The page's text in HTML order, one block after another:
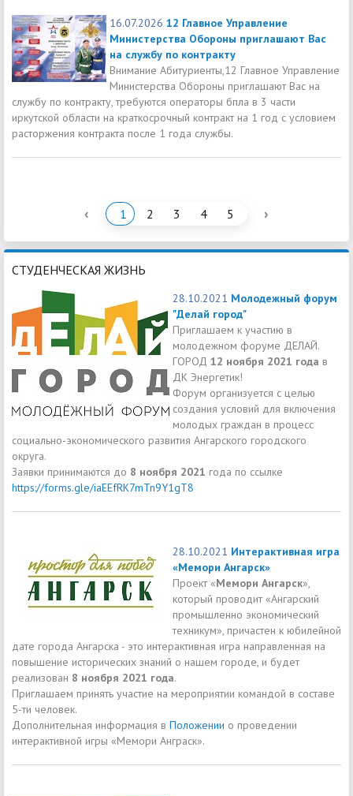
16.07.2026 12 Главное Управление
Министерства Обороны приглашают Вас
на службу по контракту
Внимание Абитуриенты,12 Главное Управление
Министерства Обороны приглашают Вас на
службу по контракту, требуются операторы бпла в 3 части
иркутской области на краткосрочный контракт на 1 год с условием
расторжения контракта после 1 года службы.
‹ 1 2 3 4 5 ›
СТУДЕНЧЕСКАЯ ЖИЗНЬ
28.10.2021 Молодежный форум
"Делай город"
Приглашаем к участию в
молодежном форуме ДЕЛАЙ.
ГОРОД 12 ноября 2021 года в
ДК Энергетик!
Форум организуется с целью
создания условий для включения
молодых граждан в процесс
социально-экономического развития Ангарского городского
округа.
Заявки принимаются до 8 ноября 2021 года по ссылке
https://forms.gle/iaEEfRK7mTn9Y1gT8
28.10.2021 Интерактивная игра
«Мемори Ангарск»
Проект «Мемори Ангарск»,
который проводит «Ангарский
промышленно экономический
техникум», причастен к юбилейной
дате города Ангарска - это интерактивная игра направленная на
повышение исторических знаний о нашем городе, и будет
реализован 8 ноября 2021 года.
Приглашаем принять участие на мероприятии командой в составе
5-ти человек.
Дополнительная информация в Положении о проведении
интерактивной игры «Мемори Анграск».